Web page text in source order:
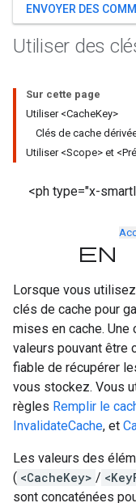
ENVOYER DES
Utiliser des
Sur cette page
Utiliser <CacheKey>
Clés de cache
Utiliser <Scope> et
<ph type="x-
Lorsque vous
clés de cache pour
mises en cache. Une
valeurs pouvant être
fiable de récupérer
vous stockez. Vous
règles Remplir le
InvalidateCache, et
Les valeurs des
( <CacheKey> /
sont concaténées